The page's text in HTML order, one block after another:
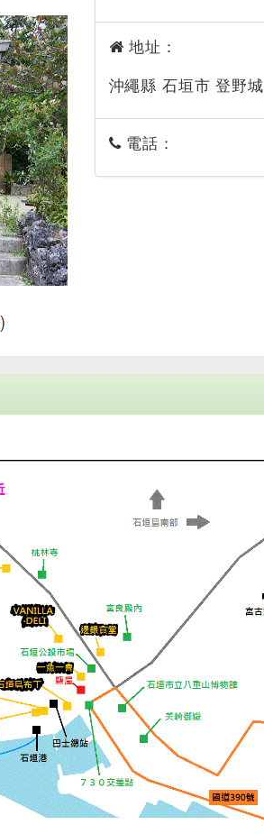
)
地址：
沖繩縣 石垣市 登野城
電話：